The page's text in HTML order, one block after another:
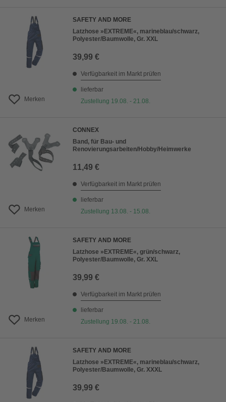
Merken
SAFETY AND MORE
Latzhose »EXTREME«, marineblau/schwarz,
Polyester/Baumwolle, Gr. XXL
39,99 €
Verfügbarkeit im Markt prüfen
lieferbar
Zustellung 19.08. - 21.08.
Merken
CONNEX
Band, für Bau- und
Renovierungsarbeiten/Hobby/Heimwerke
11,49 €
Verfügbarkeit im Markt prüfen
lieferbar
Zustellung 13.08. - 15.08.
Merken
SAFETY AND MORE
Latzhose »EXTREME«, grün/schwarz,
Polyester/Baumwolle, Gr. XXL
39,99 €
Verfügbarkeit im Markt prüfen
lieferbar
Zustellung 19.08. - 21.08.
SAFETY AND MORE
Latzhose »EXTREME«, marineblau/schwarz,
Polyester/Baumwolle, Gr. XXXL
39,99 €